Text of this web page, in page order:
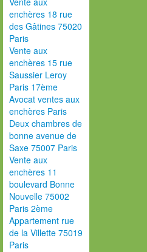
enchères 18 rue
des Gâtines 75020
Paris
Vente aux
enchères 15 rue
Saussier Leroy
Paris 17ème
Avocat ventes aux
enchères Paris
Deux chambres de
bonne avenue de
Saxe 75007 Paris
Vente aux
enchères 11
boulevard Bonne
Nouvelle 75002
Paris 2ème
Appartement rue
de la Villette 75019
Paris